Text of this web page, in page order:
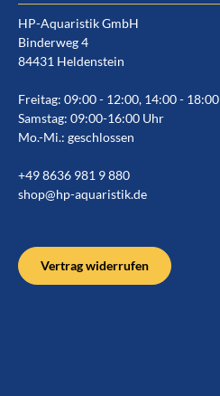
HP-Aquaristik GmbH
Binderweg 4
84431 Heldenstein
Freitag: 09:00 - 12:00, 14:00 - 18:00
Samstag: 09:00-16:00 Uhr
Mo.-Mi.: geschlossen
+49 8636 981 9 880
shop@hp-aquaristik.de
Vertrag widerrufen